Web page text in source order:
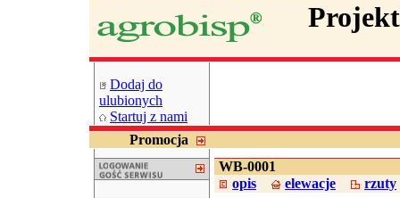
Dodaj do
ulubionych
Startuj z nami
Promocja
WB-0001
opis
elewacje rzuty